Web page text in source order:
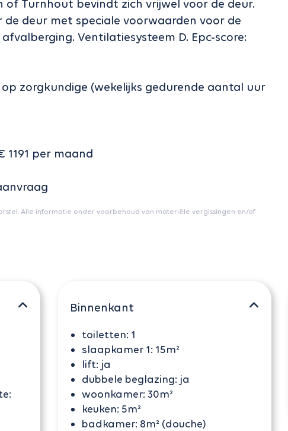
Turnhout bevindt zich vrijwel voor de deur.
deur met speciale voorwaarden voor de
Ventilatiesysteem D. Epc-score:
zorgkundige (wekelijks gedurende aantal uur
per maand
Alle informatie onder voorbehoud van materiële vergissingen en/of
Binnenkant
toiletten: 1
slaapkamer 1: 15m²
lift: ja
dubbele beglazing: ja
woonkamer: 30m²
keuken: 5m²
badkamer: 8m² (douche)